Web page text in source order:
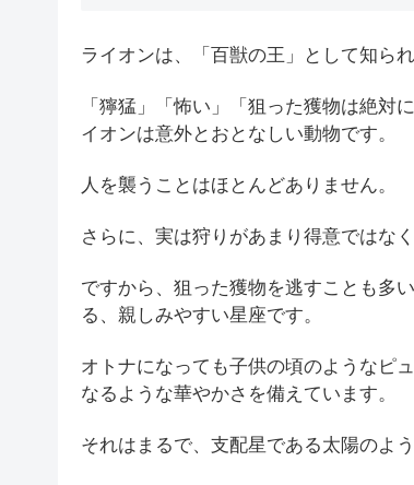
ライオンは、「百獣の王」として知ら
「獰猛」「怖い」「狙った獲物は絶対
イオンは意外とおとなしい動物です。
人を襲うことはほとんどありません。
さらに、実は狩りがあまり得意ではな
ですから、狙った獲物を逃すことも多
る、親しみやすい星座です。
オトナになっても子供の頃のようなピ
なるような華やかさを備えています。
それはまるで、支配星である太陽のよう